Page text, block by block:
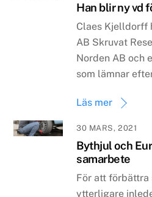
Han blir ny vd
Claes Kjelldorff
AB Skruvat
Norden AB och
som lämnar
Läs mer
30 MARS, 2021
Bythjul och
samarbete
För att
ytterligare